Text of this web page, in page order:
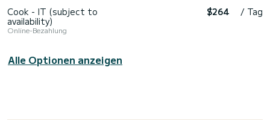
Cook - IT (subject to
availability)
Online-Bezahlung
$264 / Tag
Alle Optionen anzeigen